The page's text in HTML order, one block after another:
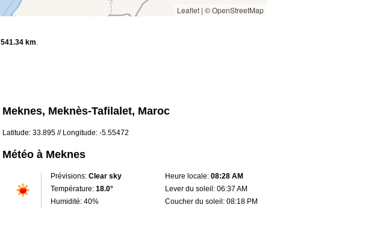
Leaflet | © OpenStreetMap
541.34 km.
Meknes, Meknès-Tafilalet, Maroc
Latitude: 33.895 // Longitude: -5.55472
Météo à Meknes
Prévisions: Clear sky
Température: 18.0°
Humidité: 40%
Heure locale: 08:28 AM
Lever du soleil: 06:37 AM
Coucher du soleil: 08:18 PM